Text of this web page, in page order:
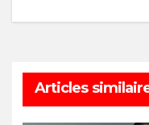
Articles